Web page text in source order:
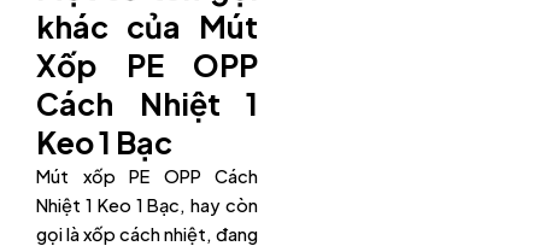
khác của Mút
Xốp PE OPP
Cách Nhiệt 1
Keo 1 Bạc
Mút xốp PE OPP Cách
Nhiệt 1 Keo 1 Bạc, hay còn
gọi là xốp cách nhiệt, đang